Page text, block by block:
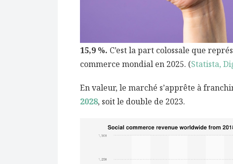
15,9 %. C’est la part colossale que
commerce mondial en 2025. (Statista,
En valeur, le marché s’apprête à
2028, soit le double de 2023.